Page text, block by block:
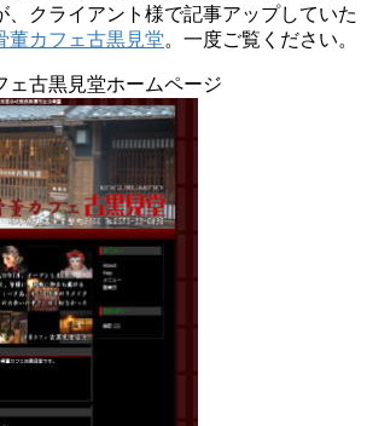
、クライアント様で記事アップしていた
董カフェ古黒見堂。一度ご覧ください。
ェ古黒見堂ホームページ